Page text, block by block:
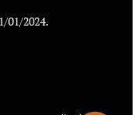
01/2024.